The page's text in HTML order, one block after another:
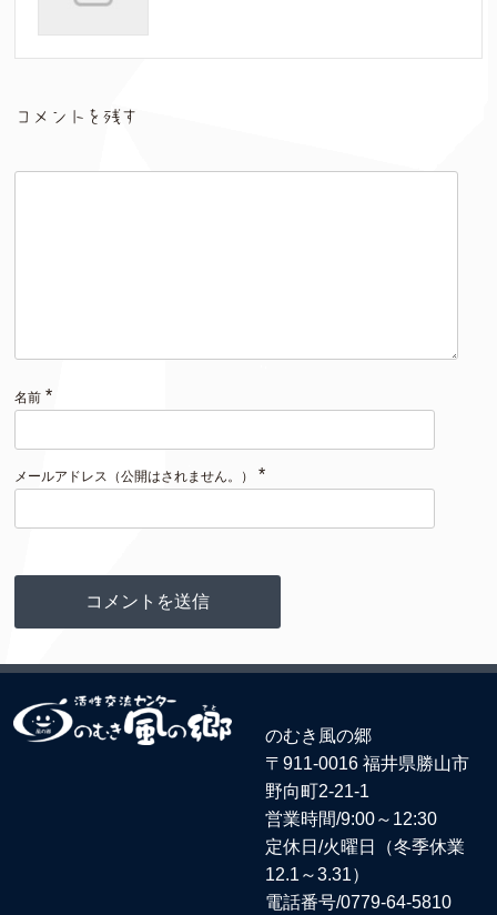
コメントを残す
名前 *
メールアドレス（公開はされません。） *
のむき風の郷
〒911-0016 福井県勝山市
野向町2-21-1
営業時間/9:00～12:30
定休日/火曜日（冬季休業
12.1～3.31）
電話番号/0779-64-5810